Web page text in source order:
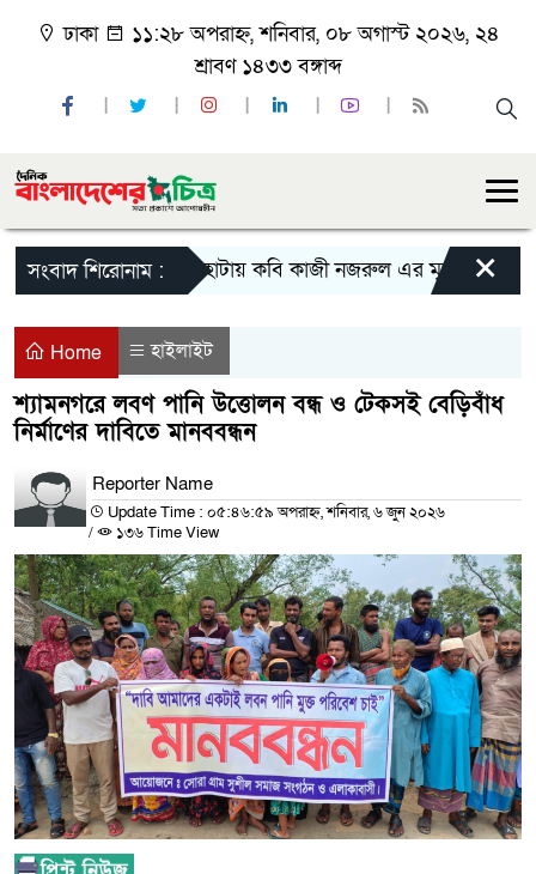
ঢাকা
১১:২৮ অপরাহ্ন, শনিবার, ০৮ অগাস্ট ২০২৬, ২৪
শ্রাবণ ১৪৩৩ বঙ্গাব্দ
সংবাদ শিরোনাম :দেবহাটায় কবি কাজী নজরুল এর মৃত্যু বার্ষিকী
×
Home হাইলাইট
শ্যামনগরে লবণ পানি উত্তোলন বন্ধ ও টেকসই বেড়িবাঁধ
নির্মাণের দাবিতে মানববন্ধন
Reporter Name
Update Time : ০৫:৪৬:৫৯ অপরাহ্ন, শনিবার, ৬ জুন ২০২৬
/
১৩৬ Time View